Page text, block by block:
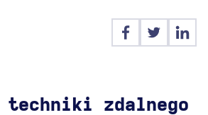
techniki zdalnego